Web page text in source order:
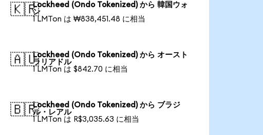
🇰🇷Lockheed (Ondo Tokenized) から 韓国ウォ
ン
1 LMTon は ₩838,451.48 に相当
🇦🇺Lockheed (Ondo Tokenized) から オースト
ラリアドル
1 LMTon は $842.70 に相当
🇧🇷Lockheed (Ondo Tokenized) から ブラジ
ル・レアル
1 LMTon は R$3,035.63 に相当